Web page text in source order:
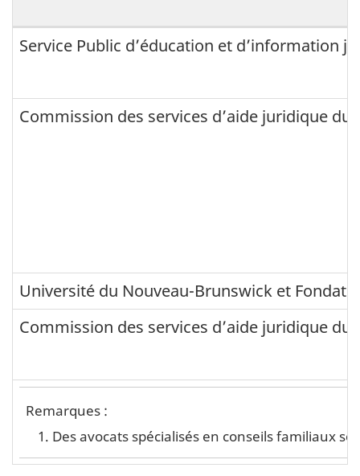
7
A
d
t
r
a
Service Public d’éducation et d’information
Commission des services d’aide juridique
Université du Nouveau-Brunswick et
Commission des services d’aide juridique
Remarques du 7. Administration : Nouveau-
Remarques :
Des avocats spécialisés en conseils familiaux